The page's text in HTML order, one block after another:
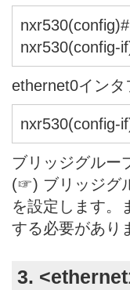
nxr530(config)#
nxr530(config-
ethernet0イン
nxr530(config-
ブリッジグルー
(☞) ブリッジグ
を設定します。
する必要があり
3.